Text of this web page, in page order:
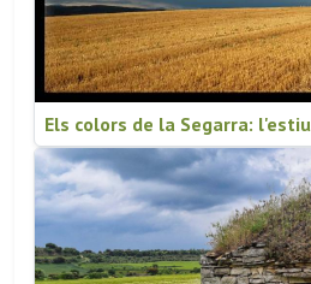
Els colors de la Segarra: l'estiu